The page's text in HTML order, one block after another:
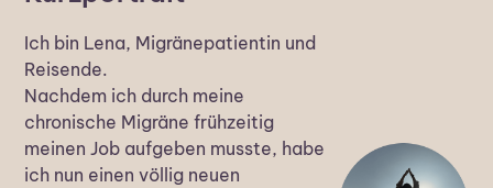
Ich bin Lena, Migränepatientin und
Reisende.
Nachdem ich durch meine
chronische Migräne frühzeitig
meinen Job aufgeben musste, habe
ich nun einen völlig neuen